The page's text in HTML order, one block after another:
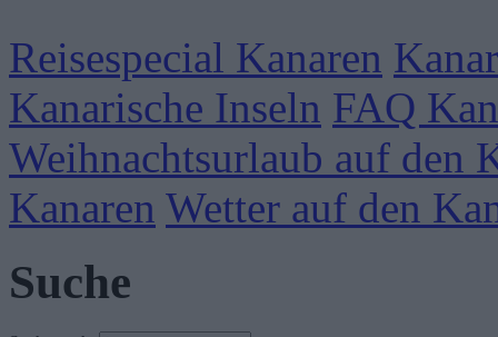
Reisespecial Kanaren
Kanarische Inseln FAQ
Weihnachtsurlaub auf den
Kanaren Wetter auf den
Suche